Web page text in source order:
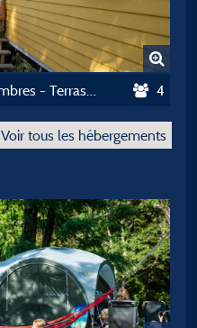
Mobil-Home Loggia - 2 Chambres - Terrasse Intégrée 4
Voir tous les hébergements